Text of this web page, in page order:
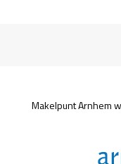
Makelpunt Arnhem